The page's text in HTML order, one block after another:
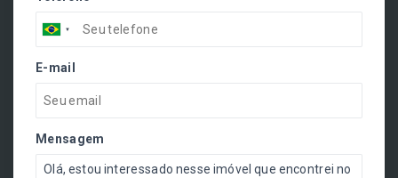
E-mail
Mensagem